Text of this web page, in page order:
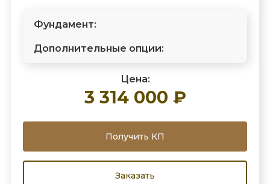
Фундамент:
Дополнительные опции:
Цена:
3 314 000 ₽
Получить КП
Заказать